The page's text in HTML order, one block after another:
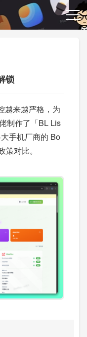
锁
越来越严格，为
制作了「BL Lis
手机厂商的 Bo
对比。